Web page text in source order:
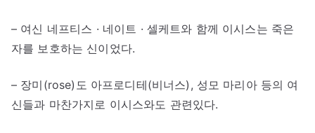
– 여신 네프티스 · 네이트 · 셀케트와 함께 이시스는 죽은
자를 보호하는 신이었다.
– 장미(rose)도 아프로디테(비너스), 성모 마리아 등의 여
신들과 마찬가지로 이시스와도 관련있다.